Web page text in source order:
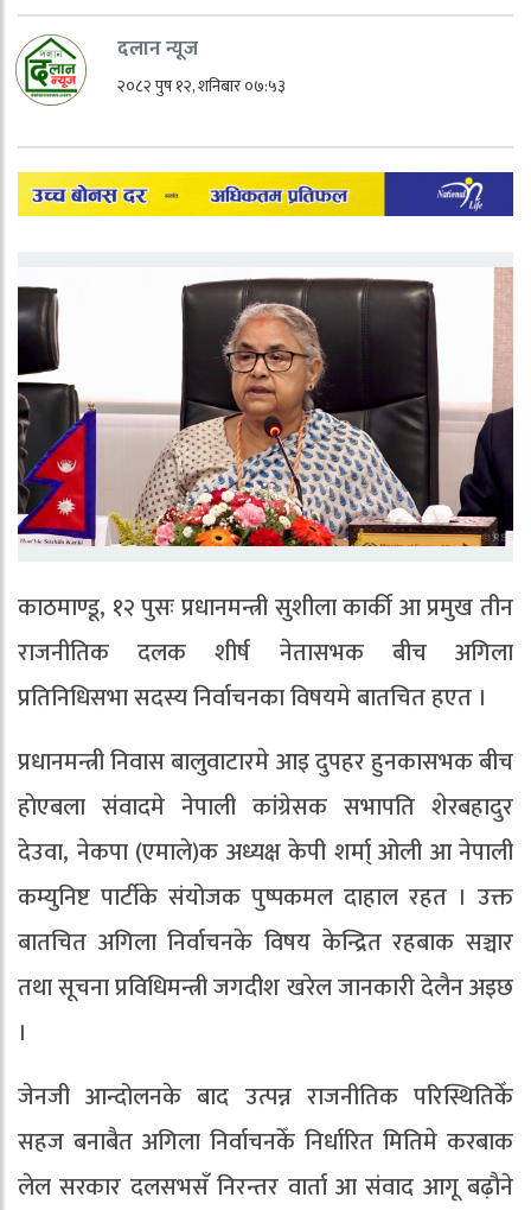
दलान न्यूज
२०८२ पुष १२, शनिबार ०७:५३
काठमाण्डू, १२ पुसः प्रधानमन्त्री सुशीला कार्की आ प्रमुख तीन
राजनीतिक दलक शीर्ष नेतासभक बीच अगिला
प्रतिनिधिसभा सदस्य निर्वाचनका विषयमे बातचित हएत ।
प्रधानमन्त्री निवास बालुवाटारमे आइ दुपहर हुनकासभक बीच
हाेएबला संवादमे नेपाली कांग्रेसक सभापति शेरबहादुर
देउवा, नेकपा (एमाले)क अध्यक्ष केपी शर्मा् ओली आ नेपाली
कम्युनिष्ट पार्टीके संयोजक पुष्पकमल दाहाल रहत । उक्त
बातचित अगिला निर्वाचनके विषय केन्द्रित रहबाक सञ्चार
तथा सूचना प्रविधिमन्त्री जगदीश खरेल जानकारी देलैन अइछ
।
जेनजी आन्दोलनके बाद उत्पन्न राजनीतिक परिस्थितिकेँ
सहज बनाबैत अगिला निर्वाचनकेँ निर्धारित मितिमे करबाक
लेल सरकार दलसभसँ निरन्तर वार्ता आ संवाद आगू बढ़ाैने